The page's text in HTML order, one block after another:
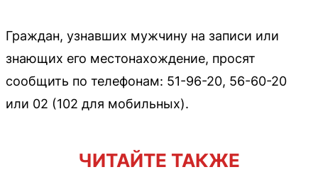
Граждан, узнавших мужчину на записи или
знающих его местонахождение, просят
сообщить по телефонам: 51-96-20, 56-60-20
или 02 (102 для мобильных).
ЧИТАЙТЕ ТАКЖЕ